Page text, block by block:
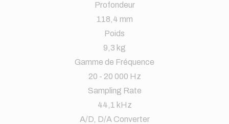
Profondeur
118,4 mm
Poids
9,3 kg
Gamme de Fréquence
20 - 20 000 Hz
Sampling Rate
44,1 kHz
A/D, D/A Converter